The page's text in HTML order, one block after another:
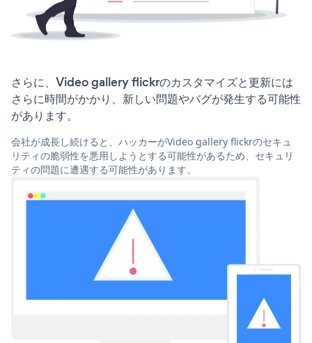
さらに、Video gallery flickrのカスタマイズと更新には
さらに時間がかかり、新しい問題やバグが発生する可能性
があります。
会社が成長し続けると、ハッカーがVideo gallery flickrのセキュ
リティの脆弱性を悪用しようとする可能性があるため、セキュリ
ティの問題に遭遇する可能性があります。